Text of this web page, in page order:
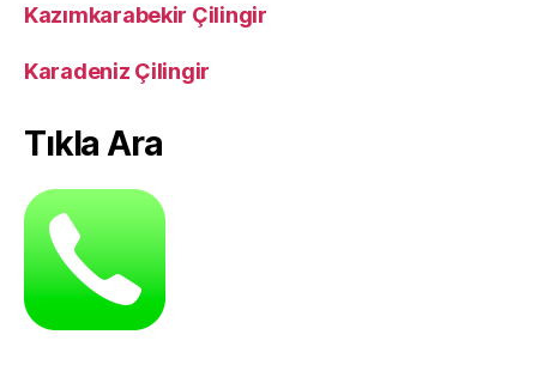
Kazımkarabekir Çilingir
Karadeniz Çilingir
Tıkla Ara